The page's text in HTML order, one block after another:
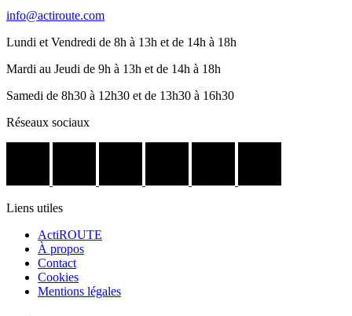
info@actiroute.com
Lundi et Vendredi de 8h à 13h et de 14h à 18h
Mardi au Jeudi de 9h à 13h et de 14h à 18h
Samedi de 8h30 à 12h30 et de 13h30 à 16h30
Réseaux sociaux
Liens utiles
ActiROUTE
À propos
Contact
Cookies
Mentions légales